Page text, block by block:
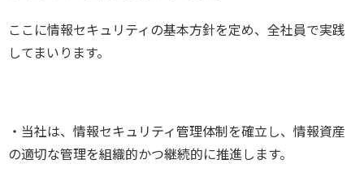
ここに情報セキュリティの基本方針を定め、全社員で実践
してまいります。
・当社は、情報セキュリティ管理体制を確立し、情報資産
の適切な管理を組織的かつ継続的に推進します。